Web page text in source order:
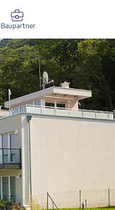
Baupartner